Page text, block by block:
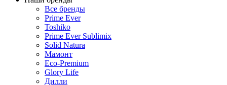
Все бренды
Prime Ever
Toshiko
Prime Ever Sublimix
Solid Natura
Мамонт
Eco-Premium
Glory Life
Дилли